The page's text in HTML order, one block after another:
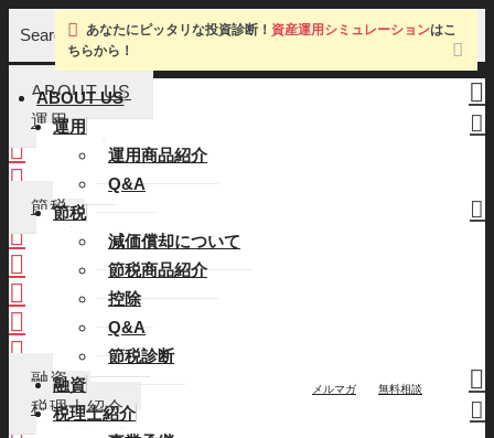
Search
ABOUT US
運用
運用商品紹介
Q&A
節税
減価償却について
節税商品紹介
控除
Q&A
節税診断
融資
税理士紹介
メルマガ 無料相談
あなたにピッタリな投資診断！資産運用シミュレーションはこ
ちらから！
ABOUT US
運用
運用商品紹介
Q&A
節税
減価償却について
節税商品紹介
控除
Q&A
節税診断
融資
税理士紹介